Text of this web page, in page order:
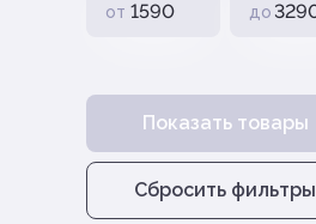
от до
Показать товары
Сбросить фильтры